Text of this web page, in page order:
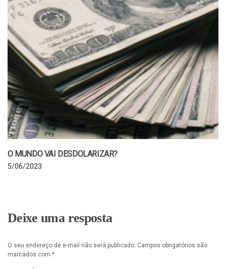
O MUNDO VAI DESDOLARIZAR?
5/06/2023
Deixe uma resposta
O seu endereço de e-mail não será publicado. Campos obrigatórios são
marcados com *